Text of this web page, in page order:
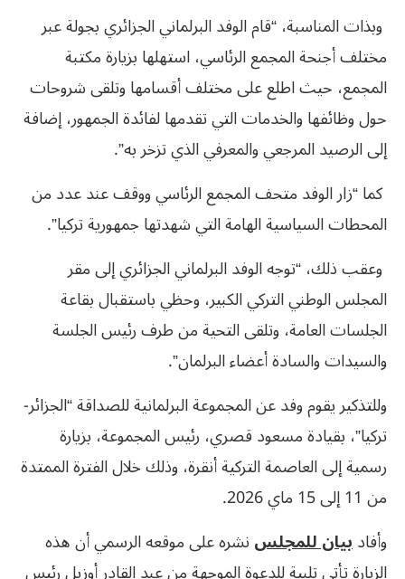
وبذات المناسبة، “قام الوفد البرلماني الجزائري بجولة عبر
مختلف أجنحة المجمع الرئاسي، استهلها بزيارة مكتبة
المجمع، حيث اطلع على مختلف أقسامها وتلقى شروحات
حول وظائفها والخدمات التي تقدمها لفائدة الجمهور، إضافة
إلى الرصيد المرجعي والمعرفي الذي تزخر به”.
كما “زار الوفد متحف المجمع الرئاسي ووقف عند عدد من
المحطات السياسية الهامة التي شهدتها جمهورية تركيا”.
وعقب ذلك، “توجه الوفد البرلماني الجزائري إلى مقر
المجلس الوطني التركي الكبير، وحظي باستقبال بقاعة
الجلسات العامة، وتلقى التحية من طرف رئيس الجلسة
والسيدات والسادة أعضاء البرلمان”.
وللتذكير يقوم وفد عن المجموعة البرلمانية للصداقة “الجزائر-
تركيا”، بقيادة مسعود قصري، رئيس المجموعة، بزيارة
رسمية إلى العاصمة التركية أنقرة، وذلك خلال الفترة الممتدة
من 11 إلى 15 ماي 2026.
وأفادبيان للمجلسنشره على موقعه الرسمي أن هذه